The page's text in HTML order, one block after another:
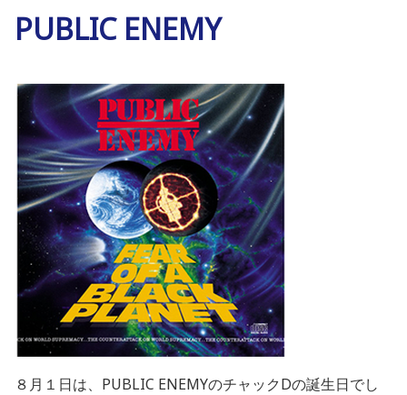
PUBLIC ENEMY
８月１日は、PUBLIC ENEMYのチャックDの誕生日でし